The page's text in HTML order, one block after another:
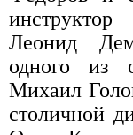
Леонид
одного из
Михаил
столичной